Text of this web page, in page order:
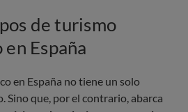
de turismo
España
en España no tiene un solo
Sino que, por el contrario, abarca